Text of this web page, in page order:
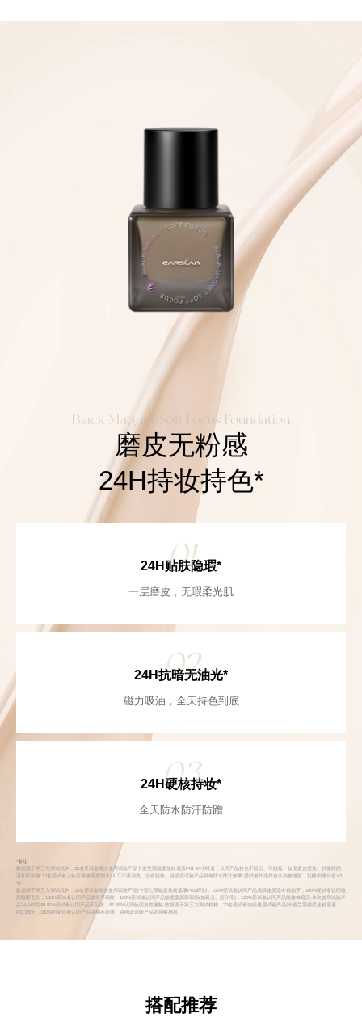
Black Magnet Soft Focus Foundation
磨皮无粉感
24H持妆持色*
01
24H贴肤隐瑕*
一层磨皮，无瑕柔光肌
02
24H抗暗无油光*
磁力吸油，全天持色到底
03
24H硬核持妆*
全天防水防汗防蹭
*备注
数据源于第三方测试机构，33名受试者单次使用试验产品卡姿兰黑磁柔焦粉底液P01 24小时后，认同产品持色不暗沉、不脱妆、妆面磨皮柔焦、扒脸防蹭、
温和不刺激:33名受试者上妆后再使用蒸馏水/人工汗液冲洗，没有脱妆，说明该试验产品具有防水防汗效果:受试者均选择自认为敏感肌，乳酸刺痛分值>3
分。
数据源于第三方测试机构，33名受试者单次使用试验产品(卡姿兰黑磁柔焦粉底液P01)即刻，100%受试者认同产品成膜速度适中易拍开，100%受试者认同妆
面隐匿毛孔，100%受试者认同产品能填平细纹、100%受试者认同产品能遮盖面部瑕疵(如斑点、痘印等)，100%受试者认同产品能修饰暗沉:单次使用试验产
品24小时后90,91%受试者认同产品不闷肤，87.88%认同妆面自然服帖:数据源于第三方测试机构，33名受试者连续使用试验产品(卡姿兰黑磁柔焦粉底液
P01)28天，100%的受试者认同产品温和不刺激。说明该试验产品适用敏感肌。
搭配推荐